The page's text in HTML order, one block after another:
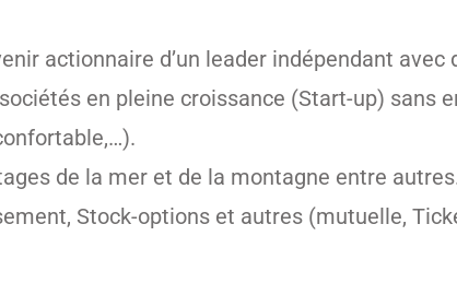
actionnaire d’un leader indépendant avec
en pleine croissance (Start-up) sans
de la mer et de la montagne entre
Stock-options et autres (mutuelle,